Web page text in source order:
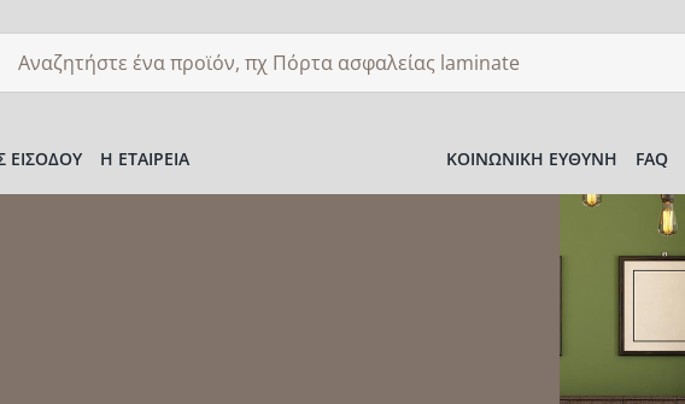
ΕΙΣΌΔΟΥ Η ΕΤΑΙΡΕΊΑ ΚΟΙΝΩΝΙΚΉ ΕΥΘΎΝΗ FAQ